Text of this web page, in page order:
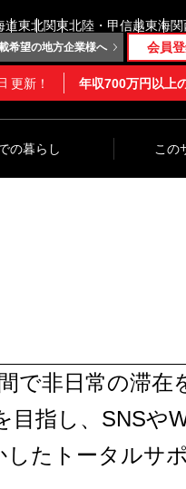
道東北関東北陸・甲信越東海
希望の地方企業様へ 会員
更新！ 年収700万円以上
の暮らし この
で非日常の滞在
目指し、SNSや
たトータルサ